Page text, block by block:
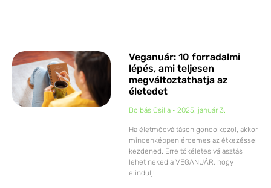
Veganuár: 10 forradalmi
lépés, ami teljesen
megváltoztathatja az
életedet
Bolbás Csilla 2025. január 3.
Ha életmódváltáson gondolkozol, akkor
mindenképpen érdemes az étkezéssel
kezdened. Erre tökéletes választás
lehet neked a VEGANUÁR, hogy
elindulj!